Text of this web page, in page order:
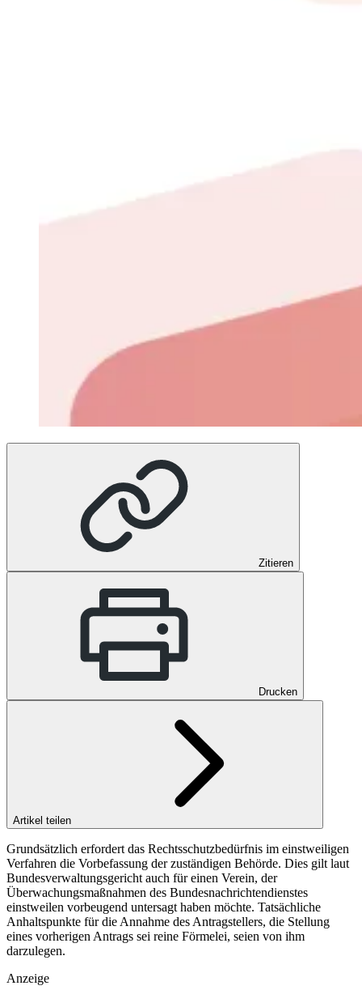
Zitieren
Drucken
Artikel teilen
Grundsätzlich erfordert das Rechtsschutzbedürfnis im einstweiligen
Verfahren die Vorbefassung der zuständigen Behörde. Dies gilt laut
Bundesverwaltungsgericht auch für einen Verein, der
Überwachungsmaßnahmen des Bundesnachrichtendienstes
einstweilen vorbeugend untersagt haben möchte. Tatsächliche
Anhaltspunkte für die Annahme des Antragstellers, die Stellung
eines vorherigen Antrags sei reine Förmelei, seien von ihm
darzulegen.
Anzeige